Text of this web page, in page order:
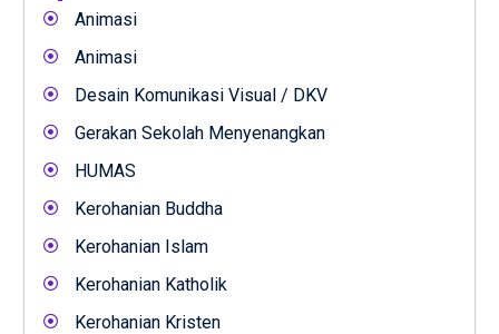
Animasi
Animasi
Desain Komunikasi Visual / DKV
Gerakan Sekolah Menyenangkan
HUMAS
Kerohanian Buddha
Kerohanian Islam
Kerohanian Katholik
Kerohanian Kristen